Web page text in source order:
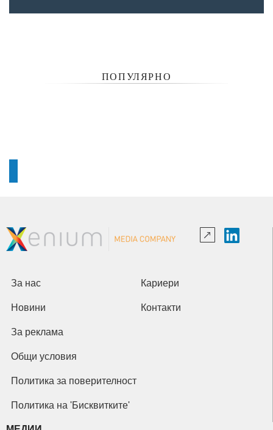
ПОПУЛЯРНО
За нас Кариери
Новини Контакти
За реклама
Общи условия
Политика за поверителност
Политика на 'Бисквитките'